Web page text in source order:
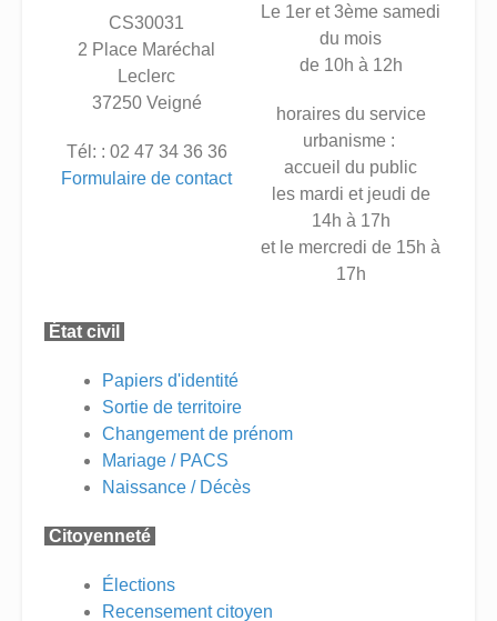
CS30031
2 Place Maréchal
Leclerc
37250 Veigné
Tél: : 02 47 34 36 36
Formulaire de contact
Le 1er et 3ème samedi
du mois
de 10h à 12h
horaires du service
urbanisme :
accueil du public
les mardi et jeudi de
14h à 17h
et le mercredi de 15h à
17h
État civil
Papiers d'identité
Sortie de territoire
Changement de prénom
Mariage / PACS
Naissance / Décès
Citoyenneté
Élections
Recensement citoyen